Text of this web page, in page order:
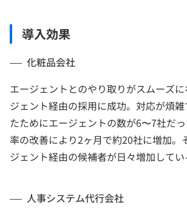
導入効果
化粧品会社
エージェントとのやり取りがスムーズ
ジェント経由の採用に成功。対応が煩
たためにエージェントの数が6〜7社だ
率の改善により2ヶ月で約20社に増加。
ジェント経由の候補者が日々増加してい
人事システム代行会社